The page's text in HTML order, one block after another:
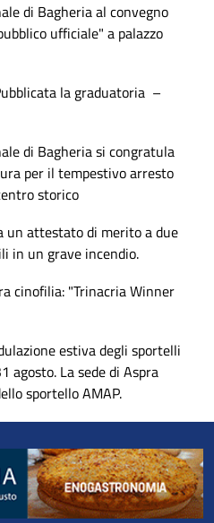
di Bagheria al convegno
ufficiale" a palazzo
la graduatoria –
di Bagheria si congratula
per il tempestivo arresto
storico
un attestato di merito a due
in un grave incendio.
cinofilia: "Trinacria Winner
estiva degli sportelli
agosto. La sede di Aspra
sportello AMAP.